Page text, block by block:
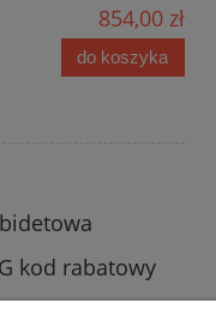
854,00 zł
do koszyka
kod rabatowy